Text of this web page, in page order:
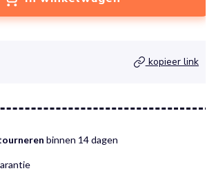
kopieer link
binnen 14 dagen